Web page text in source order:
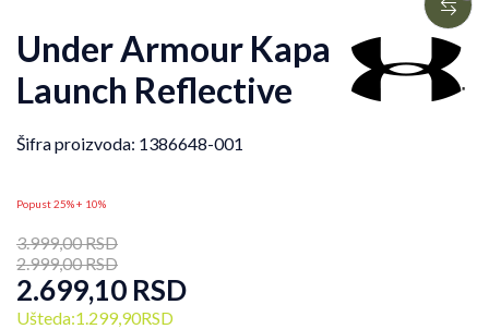
Under Armour Kapa
Launch Reflective
Šifra proizvoda: 1386648-001
Popust 25% + 10%
3.999,00RSD
2.999,00RSD
2.699,10 RSD
Ušteda:1.299,90RSD